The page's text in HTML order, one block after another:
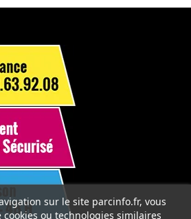
sur le site parcinfo.fr, vous
cookies ou technologies similaires